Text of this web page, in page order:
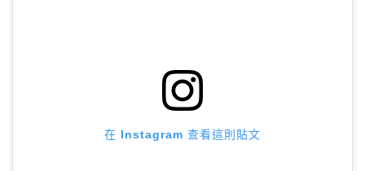
在 Instagram 查看這則貼文